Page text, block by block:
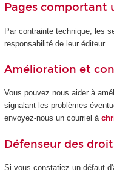
Pages comportant
Par contrainte technique, les
responsabilité de leur éditeur.
Amélioration et
Vous pouvez nous aider à
signalant les problèmes
envoyez-nous un courriel à
Défenseur des
Si vous constatiez un défaut